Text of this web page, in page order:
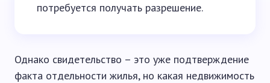
потребуется получать разрешение.
Однако свидетельство – это уже подтверждение
факта отдельности жилья, но какая недвижимость